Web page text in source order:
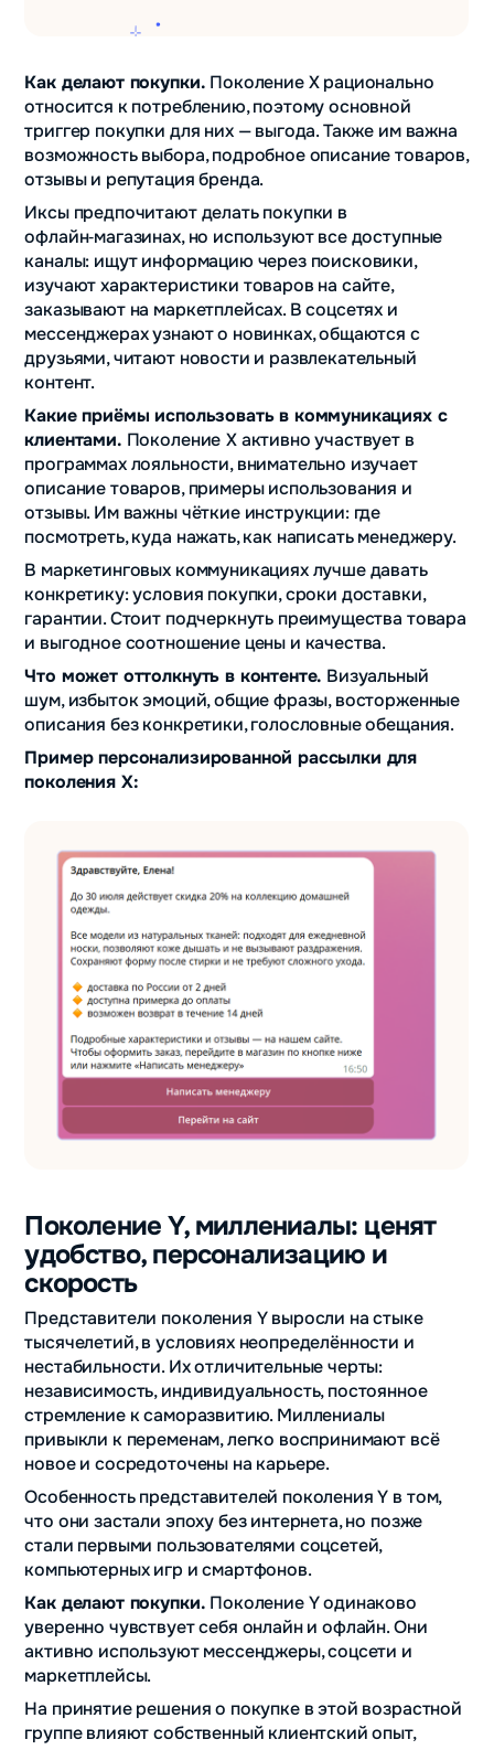
Как делают покупки. Поколение X рационально
относится к потреблению, поэтому основной
триггер покупки для них — выгода. Также им важна
возможность выбора, подробное описание товаров,
отзывы и репутация бренда.
Иксы предпочитают делать покупки в
офлайн‑магазинах, но используют все доступные
каналы: ищут информацию через поисковики,
изучают характеристики товаров на сайте,
заказывают на маркетплейсах. В соцсетях и
мессенджерах узнают о новинках, общаются с
друзьями, читают новости и развлекательный
контент.
Какие приёмы использовать в коммуникациях с
клиентами. Поколение X активно участвует в
программах лояльности, внимательно изучает
описание товаров, примеры использования и
отзывы. Им важны чёткие инструкции: где
посмотреть, куда нажать, как написать менеджеру.
В маркетинговых коммуникациях лучше давать
конкретику: условия покупки, сроки доставки,
гарантии. Стоит подчеркнуть преимущества товара
и выгодное соотношение цены и качества.
Что может оттолкнуть в контенте. Визуальный
шум, избыток эмоций, общие фразы, восторженные
описания без конкретики, голословные обещания.
Пример персонализированной рассылки для
поколения X:
Поколение Y, миллениалы: ценят
удобство, персонализацию и
скорость
Представители поколения Y выросли на стыке
тысячелетий, в условиях неопределённости и
нестабильности. Их отличительные черты:
независимость, индивидуальность, постоянное
стремление к саморазвитию. Миллениалы
привыкли к переменам, легко воспринимают всё
новое и сосредоточены на карьере.
Особенность представителей поколения Y в том,
что они застали эпоху без интернета, но позже
стали первыми пользователями соцсетей,
компьютерных игр и смартфонов.
Как делают покупки. Поколение Y одинаково
уверенно чувствует себя онлайн и офлайн. Они
активно используют мессенджеры, соцсети и
маркетплейсы.
На принятие решения о покупке в этой возрастной
группе влияют собственный клиентский опыт,